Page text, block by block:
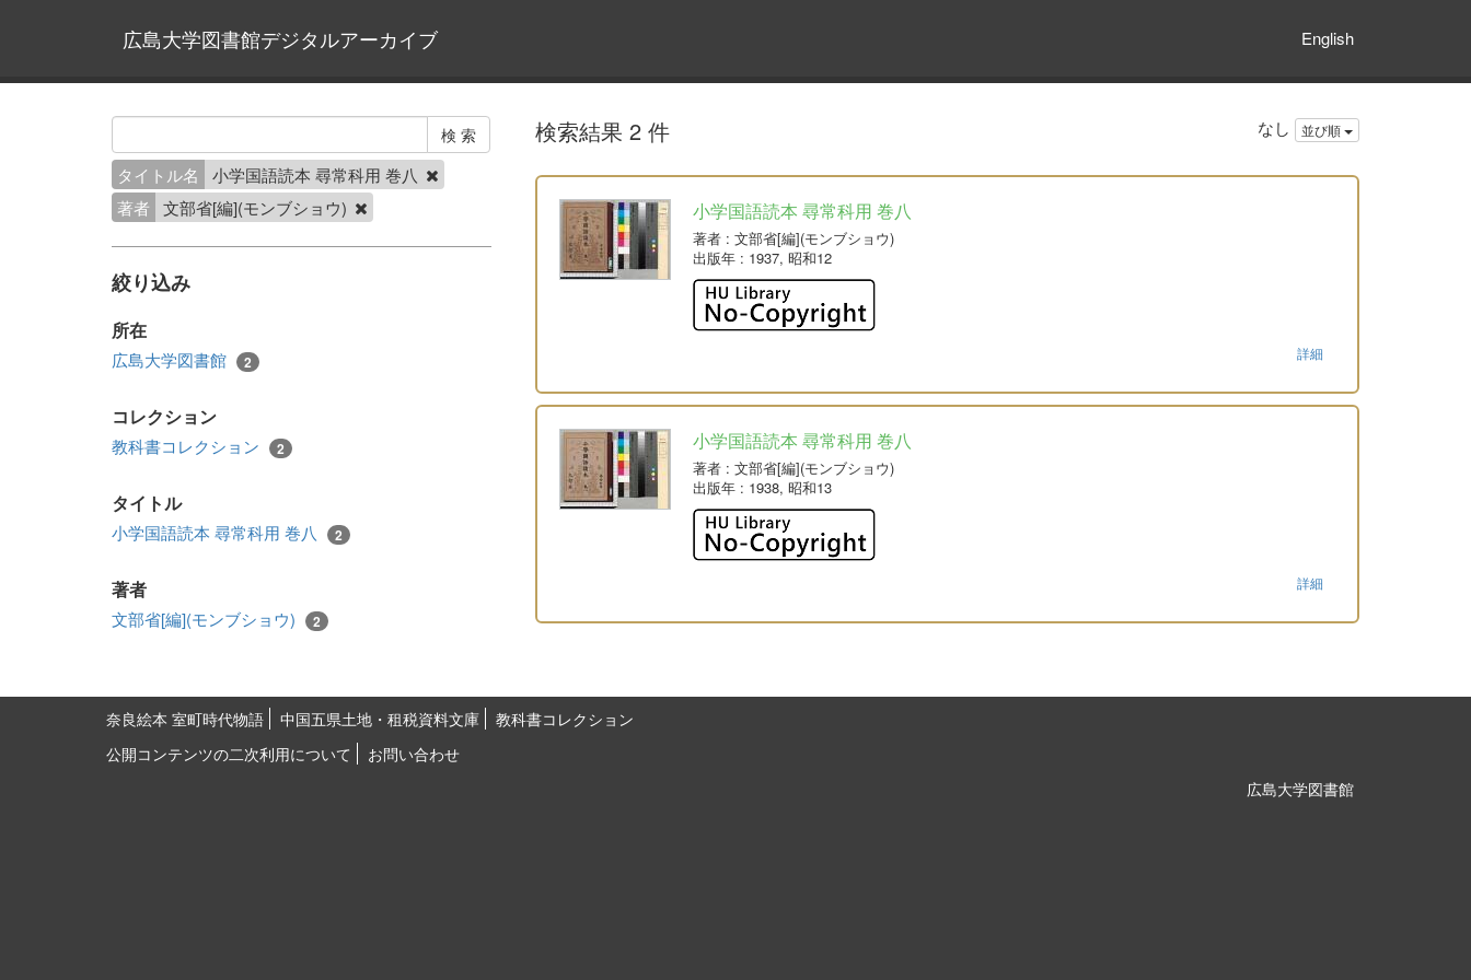
広島大学図書館デジタルアーカイブ English
タイトル名
小学国語読本 尋常科用 巻八
著者
文部省[編](モンブショウ)
絞り込み
所在
広島大学図書館 2
コレクション
教科書コレクション 2
タイトル
小学国語読本 尋常科用 巻八 2
著者
文部省[編](モンブショウ) 2
検索結果 2 件 なし 並び順
小学国語読本 尋常科用 巻八
著者: 文部省[編](モンブショウ)
出版年: 1937, 昭和12
詳細
小学国語読本 尋常科用 巻八
著者: 文部省[編](モンブショウ)
出版年: 1938, 昭和13
詳細
奈良絵本 室町時代物語 中国五県土地・租税資料文庫
教科書コレクション
公開コンテンツの二次利用について
お問い合わせ
広島大学図書館